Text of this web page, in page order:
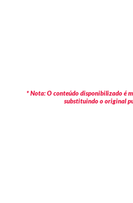
* Nota: O conteúdo disponibilizado é
substituindo o original